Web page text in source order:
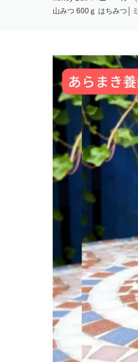
山みつ 600ｇ はちみつ│